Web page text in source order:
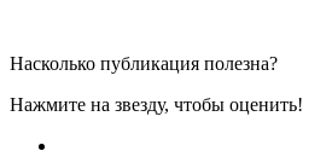
Насколько публикация полезна?
Нажмите на звезду, чтобы оценить!